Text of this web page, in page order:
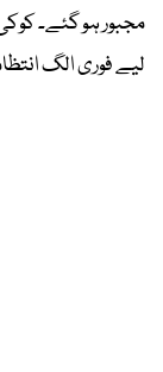
مجبور ہو گئے۔
لیے فوری الگ